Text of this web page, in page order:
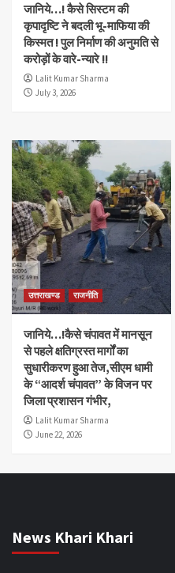
जानिये…! कैसे सिस्टम की
कृपादृष्टि ने बदली भू-माफिया की
किस्मत ! पुल निर्माण की अनुमति से
करोड़ों के वारे-न्यारे !!
Lalit Kumar Sharma
July 3, 2026
उत्तराखण्ड राजनीति
जानिये…!कैसे चंपावत में मानसून
से पहले क्षतिग्रस्त मार्गों का
सुधारीकरण हुआ तेज,सीएम धामी
के “आदर्श चंपावत” के विजन पर
जिला प्रशासन गंभीर,
Lalit Kumar Sharma
June 22, 2026
News Khari Khari